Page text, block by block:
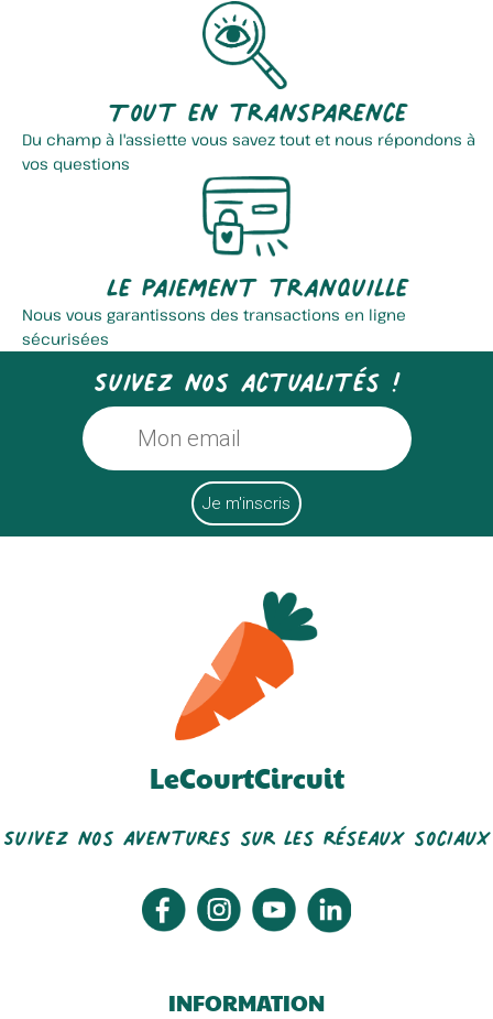
Tout en transparence
Du champ à l'assiette vous savez tout et nous répondons à
vos questions
Le paiement tranquille
Nous vous garantissons des transactions en ligne
sécurisées
Suivez nos actualités !
LeCourtCircuit
Suivez nos aventures sur les réseaux sociaux
INFORMATION